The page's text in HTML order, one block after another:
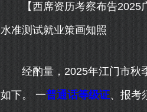
【西席资历考察布告2025广
水准测试就业策画知照
经酌量，2025年江门市秋季
如下。 一普通话等级证、报考